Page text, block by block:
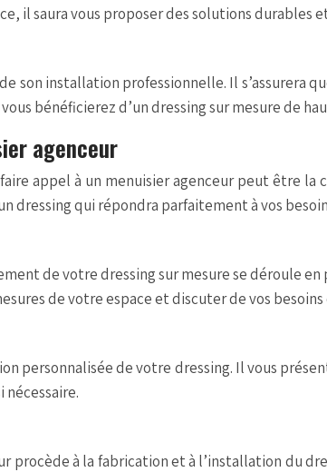
il saura vous proposer des solutions durables
son installation professionnelle. Il
bénéficierez d’un dressing sur mesure de
agenceur
appel à un menuisier agenceur peut être
dressing qui répondra parfaitement à vos
de votre dressing sur mesure se déroule
de votre espace et discuter de vos
personnalisée de votre dressing. Il vous
procède à la fabrication et à l’installation du